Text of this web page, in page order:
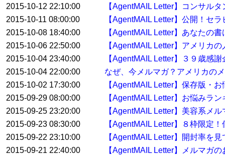
2015-10-12 22:10:00
【AgentMAIL Letter】コンサル
2015-10-11 08:00:00
【AgentMAIL Letter】公開！セ
2015-10-08 18:40:00
【AgentMAIL Letter】あなたの
2015-10-06 22:50:00
【AgentMAIL Letter】アメリカ
2015-10-04 23:40:00
【AgentMAIL Letter】３９歳感
2015-10-04 22:00:00
なぜ、今メルマガ？アメリカの
2015-10-02 17:30:00
【AgentMAIL Letter】保存版・
2015-09-29 08:00:00
【AgentMAIL Letter】お悩みラ
2015-09-25 23:20:00
【AgentMAIL Letter】美容系メ
2015-09-23 08:30:00
【AgentMAIL Letter】８枠限定
2015-09-22 23:10:00
【AgentMAIL Letter】開封率を
2015-09-21 22:40:00
【AgentMAIL Letter】メルマガ